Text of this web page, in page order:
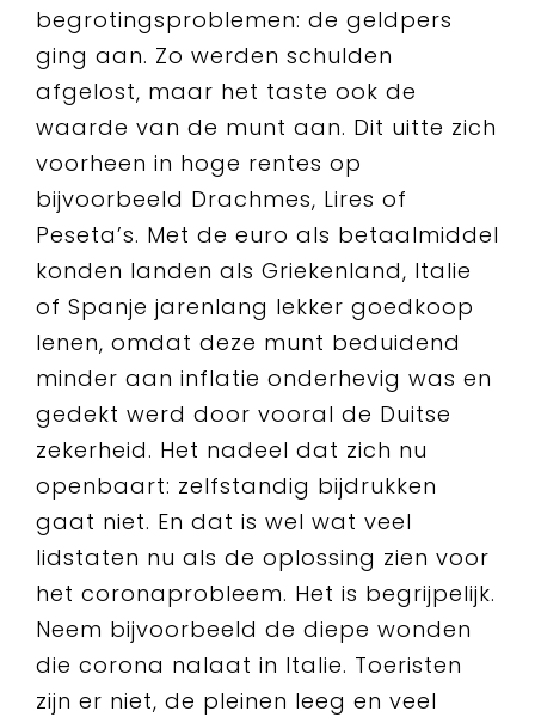
begrotingsproblemen: de geldpers
ging aan. Zo werden schulden
afgelost, maar het taste ook de
waarde van de munt aan. Dit uitte zich
voorheen in hoge rentes op
bijvoorbeeld Drachmes, Lires of
Peseta’s. Met de euro als betaalmiddel
konden landen als Griekenland, Italie
of Spanje jarenlang lekker goedkoop
lenen, omdat deze munt beduidend
minder aan inflatie onderhevig was en
gedekt werd door vooral de Duitse
zekerheid. Het nadeel dat zich nu
openbaart: zelfstandig bijdrukken
gaat niet. En dat is wel wat veel
lidstaten nu als de oplossing zien voor
het coronaprobleem. Het is begrijpelijk.
Neem bijvoorbeeld de diepe wonden
die corona nalaat in Italie. Toeristen
zijn er niet, de pleinen leeg en veel